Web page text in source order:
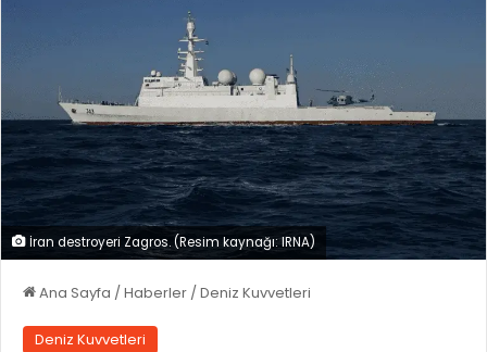
İran destroyeri Zagros. (Resim kaynağı: IRNA)
Ana Sayfa / Haberler / Deniz Kuvvetleri
Deniz Kuvvetleri